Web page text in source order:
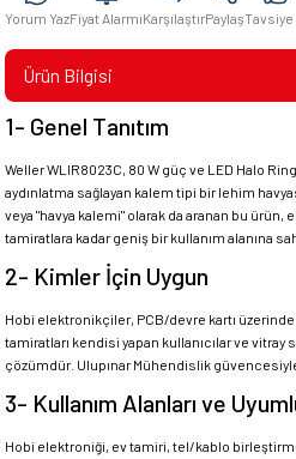
Yorum YazFiyat AlarmıKarşılaştırPaylaşTavsiye
Ürün Bilgisi
1- Genel Tanıtım
Weller WLIR8023C, 80 W güç ve LED Halo
aydınlatma sağlayan kalem tipi bir lehim
veya "havya kalemi" olarak da aranan bu
tamiratlara kadar geniş bir kullanım alanına
2- Kimler İçin Uygun
Hobi elektronikçiler, PCB/devre kartı
tamiratları kendisi yapan kullanıcılar ve vitray
çözümdür. Ulupınar Mühendislik
3- Kullanım Alanları ve
Hobi elektroniği, ev tamiri, tel/kablo